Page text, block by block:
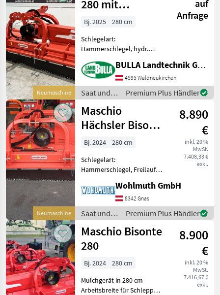
Neumaschine
280 mit
Beleuchtung
auf
Anfrage
Bj. 2025
280 cm
Schlegelart:
Hammerschlegel, hydr.
Freilauf im Getriebe
MASCHIO Bisonte 280 -
NEUES MODELL + Doppel-
Dreipunktbock Kat. II
(Front- und Heckanbau
BULLA Landtechnik GmbH
4595 Waldneukirchen
Saat und
Pflege /
Maschio
Premium Plus Händler
Neumaschine
Maschio
Hächsler Bisonte
280 Front-Heck
8.890
€
inkl. 20 %
MwSt.
7.408,33 €
exkl.
Bj. 2024
280 cm
Schlegelart:
Hammerschlegel, Freilauf:
Seitenverschub:
hydraulisch, rückwärtige
Laufwalze Häcksler Maschio
Bisonte 280 Front-Heck,
Hämmer, Gelenkw
Wohlmuth GmbH
8342 Gnas
Saat und
Pflege /
Maschio
Premium Plus Händler
Maschio Bisonte
280
8.900
€
inkl. 20 %
MwSt.
7.416,67 €
exkl.
Bj. 2024
280 cm
Mulchgerät in 280 cm
Arbeitsbreite für Schlepper